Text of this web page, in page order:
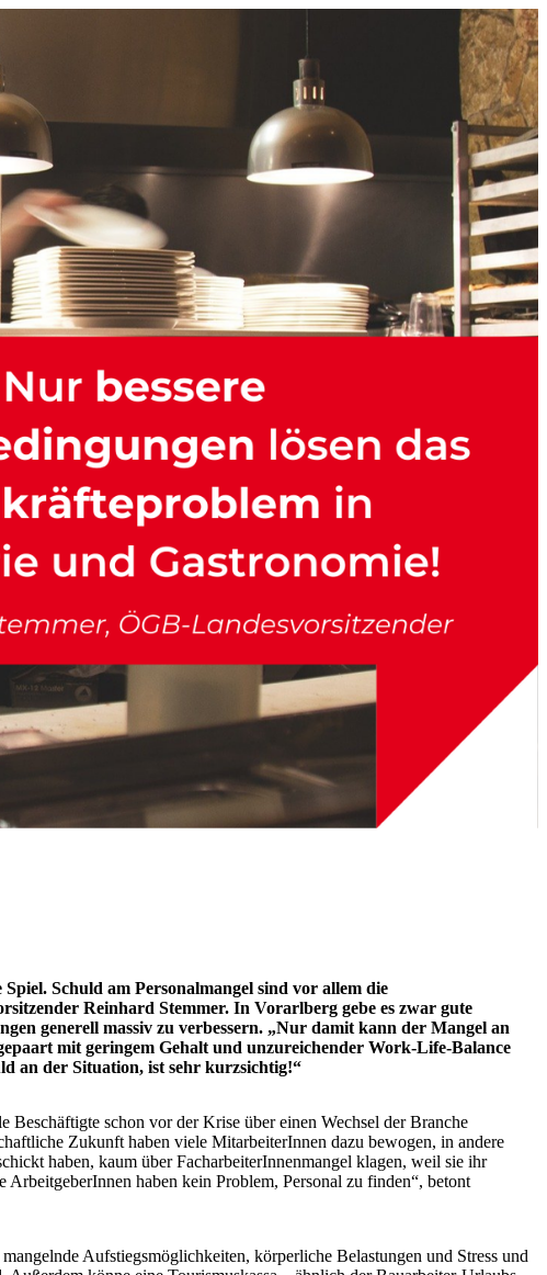
Schuld am Personalmangel sind vor allem die
Reinhard Stemmer. In Vorarlberg gebe es zwar gute
generell massiv zu verbessern. „Nur damit kann der Mangel an
mit geringem Gehalt und unzureichender Work-Life-Balance
an der Situation, ist sehr kurzsichtig!“
Beschäftigte schon vor der Krise über einen Wechsel der Branche
Zukunft haben viele MitarbeiterInnen dazu bewogen, in andere
haben, kaum über FacharbeiterInnenmangel klagen, weil sie ihr
haben kein Problem, Personal zu finden“, betont
Aufstiegsmöglichkeiten, körperliche Belastungen und Stress und